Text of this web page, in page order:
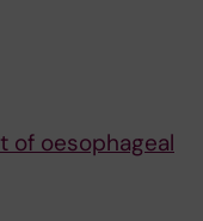
of oesophageal